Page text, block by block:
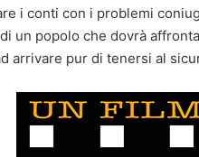
i conti con i problemi
un popolo che dovrà
arrivare pur di tenersi al